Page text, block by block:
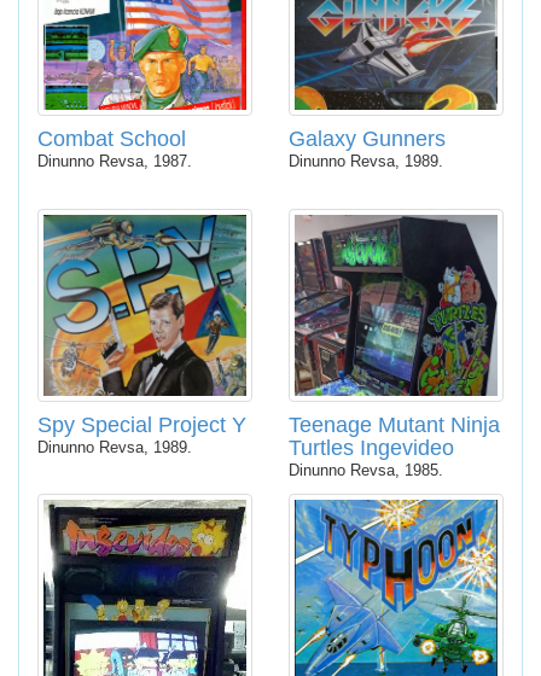
Combat School
Dinunno Revsa, 1987.
Galaxy Gunners
Dinunno Revsa, 1989.
Spy Special Project Y
Dinunno Revsa, 1989.
Teenage Mutant Ninja
Turtles Ingevideo
Dinunno Revsa, 1985.